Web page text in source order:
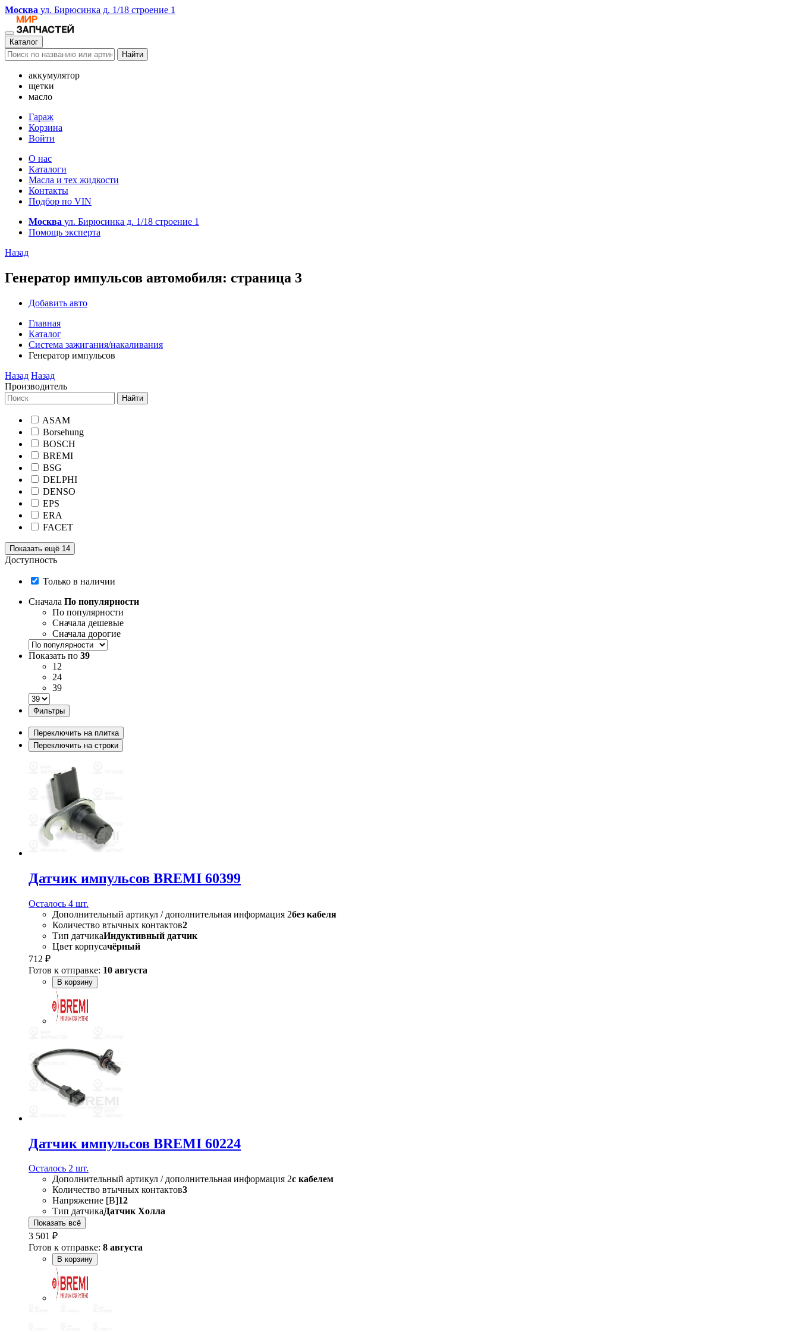
Москва ул. Бирюсинка д. 1/18 строение 1
Каталог
Найти
аккумулятор
щетки
масло
Гараж
Корзина
Войти
О нас
Каталоги
Масла и тех жидкости
Контакты
Подбор по VIN
Москва ул. Бирюсинка д. 1/18 строение 1
Помощь эксперта
Назад
Генератор импульсов автомобиля: страница 3
Добавить авто
Главная
Каталог
Система зажигания/накаливания
Генератор импульсов
Назад Назад
Производитель
Найти
ASAM
Borsehung
BOSCH
BREMI
BSG
DELPHI
DENSO
EPS
ERA
FACET
Показать ещё 14
Доступность
Только в наличии
Сначала По популярности
По популярности
Сначала дешевые
Сначала дорогие
Показать по 39
12
24
39
Фильтры
Переключить на плитка
Переключить на строки
Датчик импульсов BREMI 60399
Осталось 4 шт.
Дополнительный артикул / дополнительная информация 2без кабеля
Количество втычных контактов2
Тип датчикаИндуктивный датчик
Цвет корпусачёрный
712 ₽
Готов к отправке: 10 августа
В корзину
Датчик импульсов BREMI 60224
Осталось 2 шт.
Дополнительный артикул / дополнительная информация 2с кабелем
Количество втычных контактов3
Напряжение [В]12
Тип датчикаДатчик Холла
Показать всё
3 501 ₽
Готов к отправке: 8 августа
В корзину